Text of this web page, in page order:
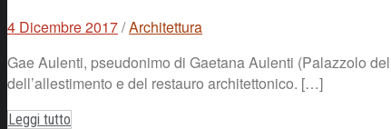
4 Dicembre 2017/Architettura
Gae Aulenti, pseudonimo di Gaetana Aulenti (Palazzolo
dell’allestimento e del restauro architettonico. […]
Leggi tutto